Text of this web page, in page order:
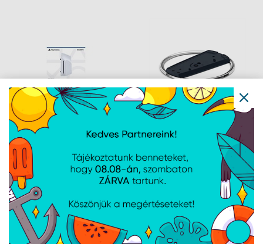
PlayStation 5 Digital
optikai meghajtó
PlayStation 5 Vízszintes
Állvány
Navigáció